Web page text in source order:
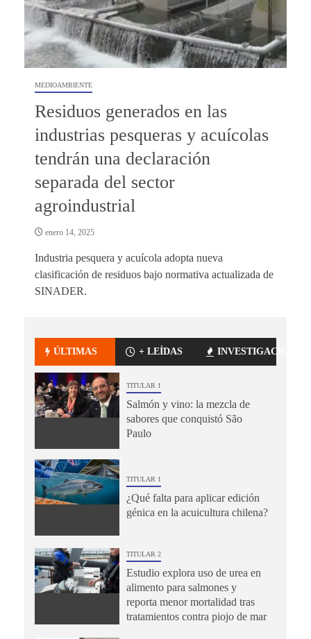
MEDIOAMBIENTE
Residuos generados en las
industrias pesqueras y acuícolas
tendrán una declaración
separada del sector
agroindustrial
enero 14, 2025
Industria pesquera y acuícola adopta nueva
clasificación de residuos bajo normativa actualizada de
SINADER.
ÚLTIMAS + LEÍDAS INVESTIGACIÓN
TITULAR 1
Salmón y vino: la mezcla de
sabores que conquistó São
Paulo
TITULAR 1
¿Qué falta para aplicar edición
génica en la acuicultura chilena?
TITULAR 2
Estudio explora uso de urea en
alimento para salmones y
reporta menor mortalidad tras
tratamientos contra piojo de mar